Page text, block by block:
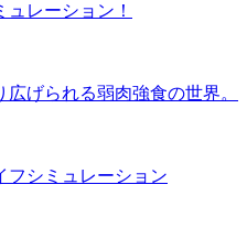
レーション！
げられる弱肉強食の世界。
フシミュレーション